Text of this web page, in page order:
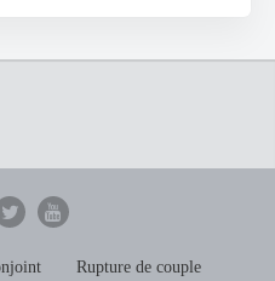
Rupture de couple